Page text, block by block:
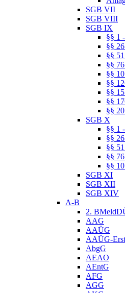
SGB VII
SGB VIII
SGB IX
§§ 1
§§
§§
§§
§§
§§
§§
§§
§§
SGB X
§§ 1
§§
§§
§§
§§
SGB XI
SGB XII
SGB XIV
A-B
2.
AAG
AAÜG
AAÜG-
AbgG
AEAO
AEntG
AFG
AGG